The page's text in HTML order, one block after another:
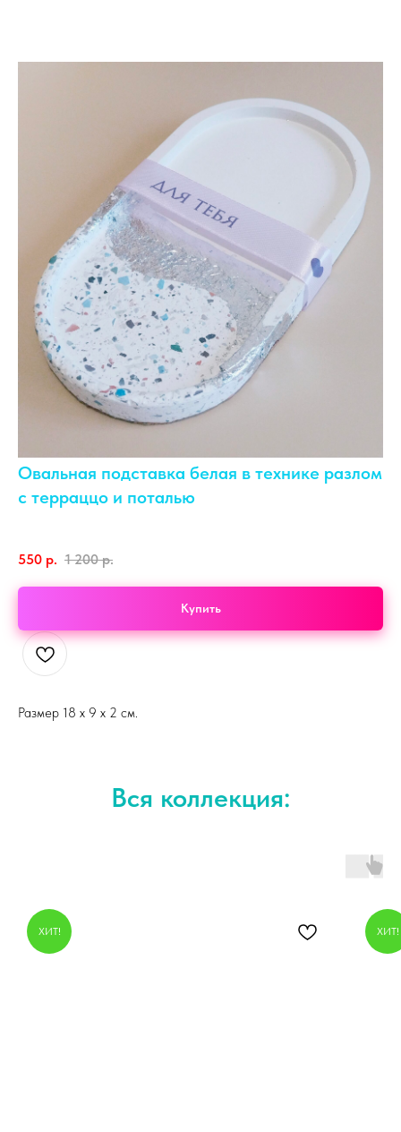
Овальная подставка белая в технике разлом
с терраццо и поталью
550 р. 1 200 р.
Купить
Размер 18 х 9 х 2 см.
Вся коллекция:
ХИТ! ХИТ!